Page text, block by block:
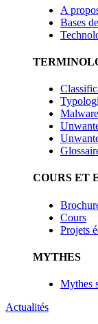
A
Bases
COURS ET
Cours
Projets
MYTHES
Mythes
Actualités